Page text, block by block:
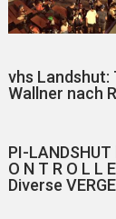
vhs Landshut:
Wallner nach
PI-
O N T R O L L
Diverse